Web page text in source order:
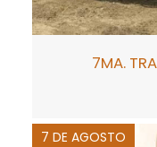
7MA.
7 DE AGOSTO